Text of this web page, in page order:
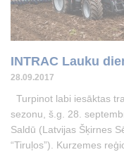
INTRAC Lauku
28.09.2017
Turpinot labi iesāktas
sezonu, š.g. 28.
Saldū (Latvijas Šķirnes
“Tiruļos”). Kurzemes